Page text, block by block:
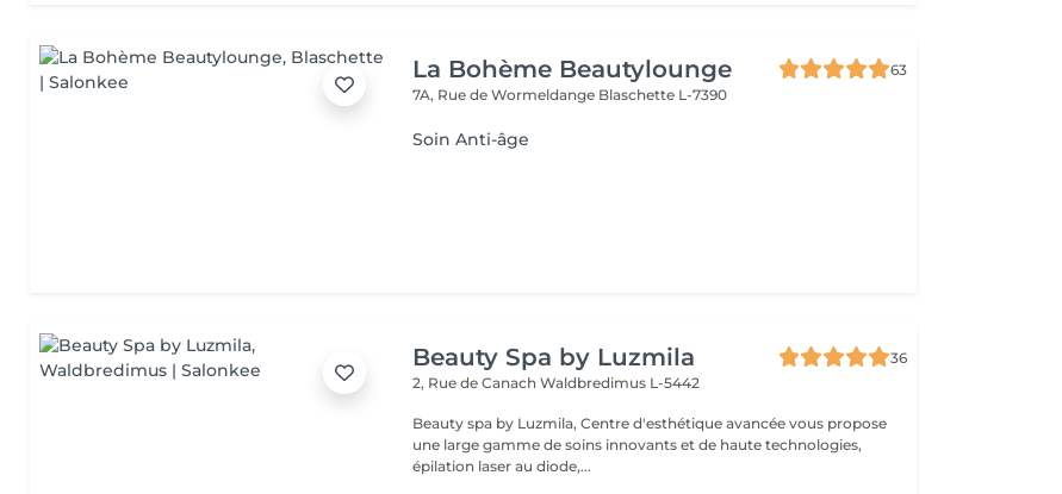
La Bohème Beautylounge
63
7A, Rue de Wormeldange Blaschette L-7390
Soin Anti-âge
Beauty Spa by Luzmila
36
2, Rue de CanachWaldbredimus L-5442
Beauty spa by Luzmila, Centre d'esthétique avancée vous propose
une large gamme de soins innovants et de haute technologies,
épilation laser au diode,...